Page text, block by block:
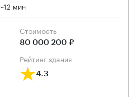
~12 мин
Cтоимость
80 000 200 ₽
рейтинг здания
4.3